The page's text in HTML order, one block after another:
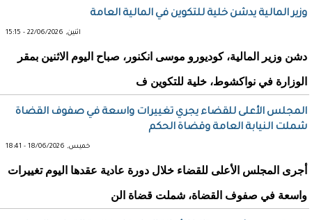
وزير المالية يدشن خلية للتكوين في المالية العامة
اثنين, 22/06/2026 - 15:15
دشن وزير المالية، كوديورو موسى انكنور، صباح اليوم الاثنين بمقر
الوزارة في نواكشوط، خلية للتكوين ف
المجلس الأعلى للقضاء يجري تغييرات واسعة في صفوف القضاة
شملت النيابة العامة وقضاة الحكم
خميس, 18/06/2026 - 18:41
أجرى المجلس الأعلى للقضاء خلال دورة عادية عقدها اليوم تغييرات
واسعة في صفوف القضاة، شملت قضاة الن